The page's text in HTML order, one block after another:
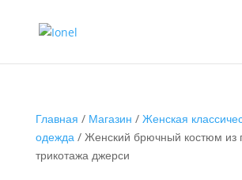
Главная / Магазин / Женская
одежда/ Женский брючный костюм из
трикотажа джерси